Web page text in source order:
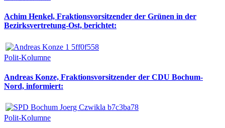
Achim Henkel, Fraktionsvorsitzender der Grünen in der
Bezirksvertretung-Ost, berichtet:
Polit-Kolumne
Andreas Konze, Fraktionsvorsitzender der CDU Bochum-
Nord, informiert:
Polit-Kolumne